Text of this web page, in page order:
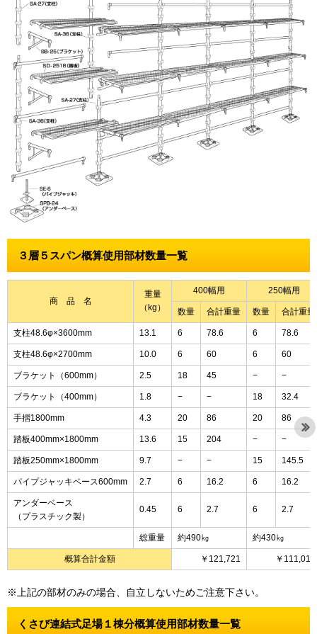
３層５スパン概算使用部材数量一覧
商 品 名
重量
（kg）
400幅用 250幅用
数量 合計重量 数量 合計重量
支柱48.6φ×3600mm 13.1 6 78.6 6 78.6
支柱48.6φ×2700mm 10.0 6 60 6 60
ブラケット（600mm） 2.5 18 45 − −
ブラケット（400mm） 1.8 − − 18 32.4
手摺1800mm 4.3 20 86 20 86
踏板400mm×1800mm 13.6 15 204 − −
踏板250mm×1800mm 9.7 − − 15 145.5
パイプジャッキベース600mm 2.7 6 16.2 6 16.2
アンダーベース
（プラスチック製）
0.45 6 2.7 6 2.7
総重量 約490㎏ 約430㎏
概算合計金額 ￥121,721 ￥111,010
※上記の部材のみの場合、自立しないためご注意下さい。
くさび連結式足場１棟分概算使用部材数量一覧